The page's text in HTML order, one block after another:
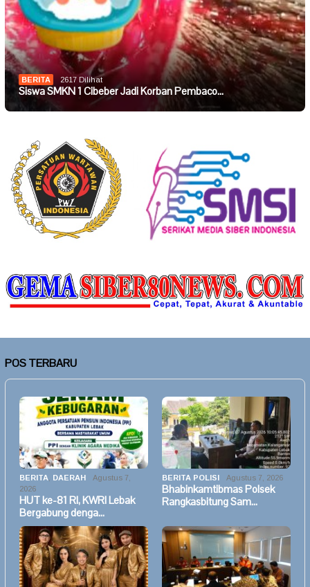
BERITA 2617 Dilihat
Siswa SMKN 1 Cibeber Jadi Korban Pembaco…
POS TERBARU
BERITA DAERAH
Agustus 7,
2026
HUT ke-81 RI, KWRI Lebak
Bergabung denga…
BERITA POLISI Agustus 7, 2026
Bhabinkamtibmas Polsek
Rangkasbitung Sam…